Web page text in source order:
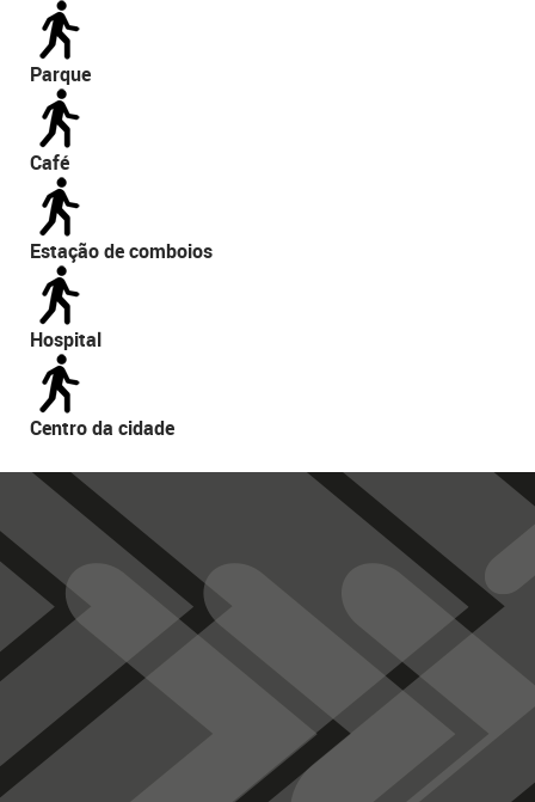
Parque
Café
Estação de comboios
Hospital
Centro da cidade